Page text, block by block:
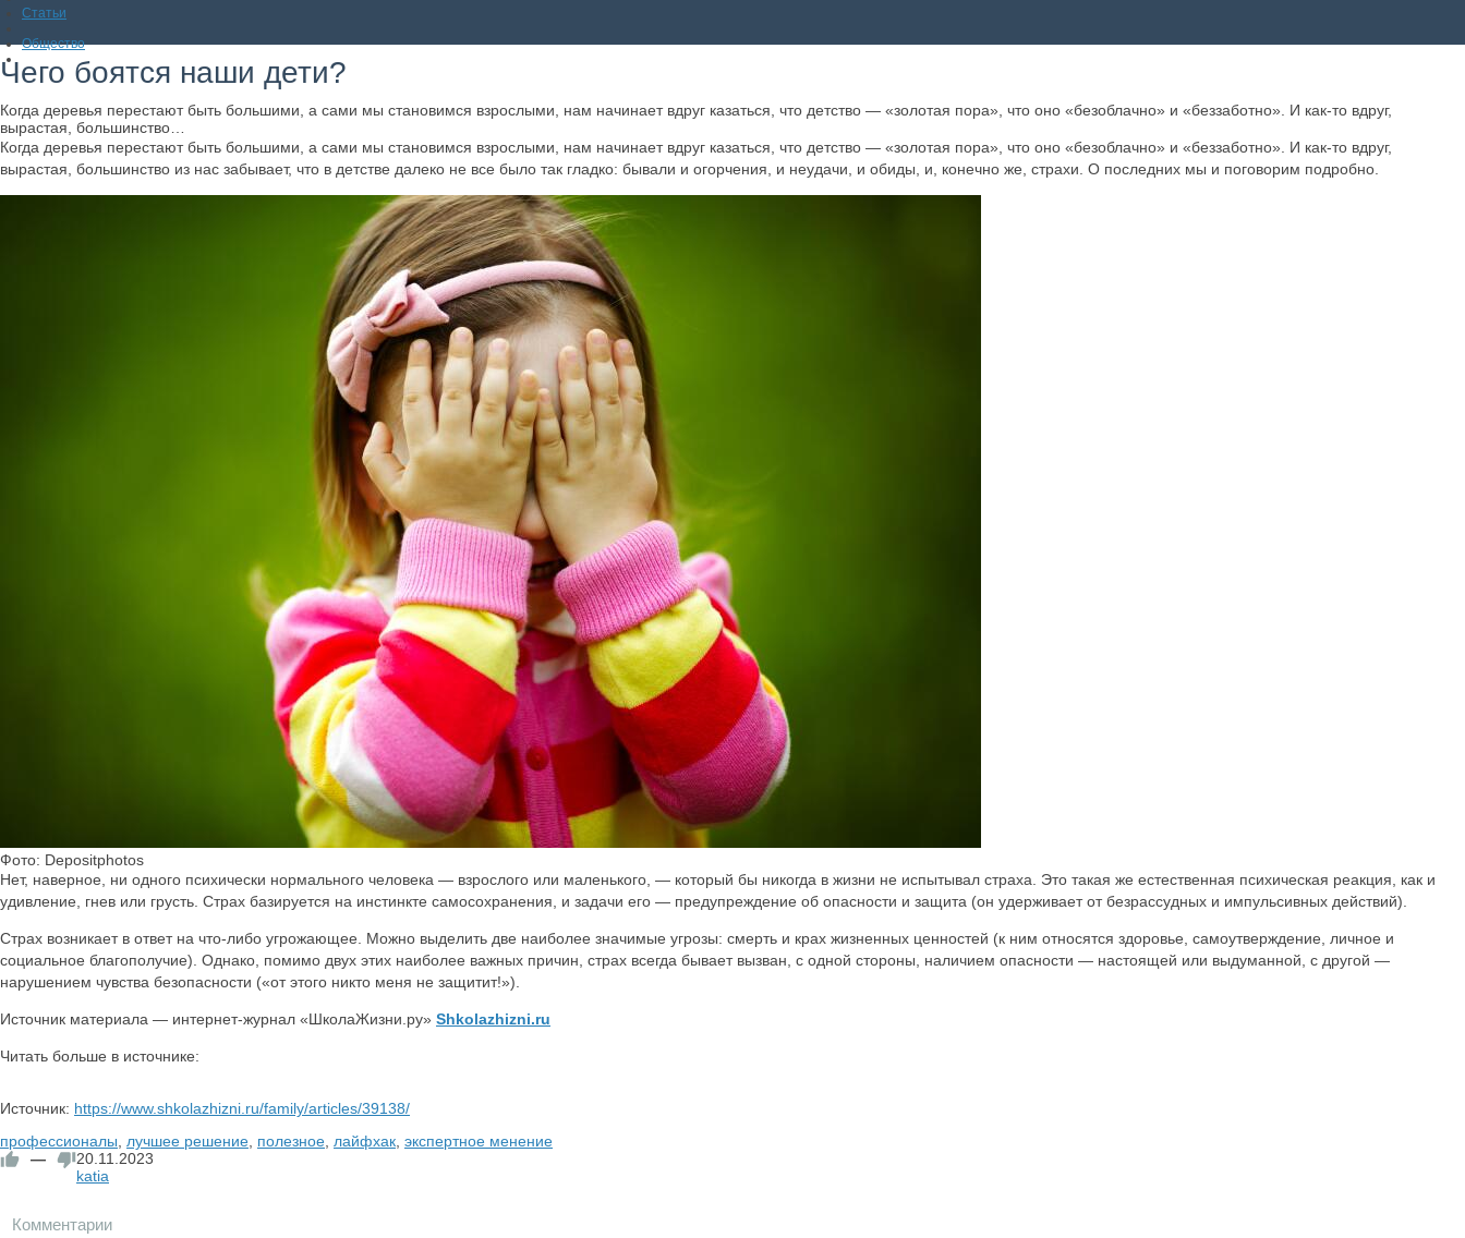
Статьи
Общество
Чего боятся наши дети?
Когда деревья перестают быть большими, а сами мы становимся взрослыми, нам начинает вдруг казаться, что детство — «золотая пора», что оно «безоблачно» и «беззаботно». И как-то вдруг,
вырастая, большинство…
Когда деревья перестают быть большими, а сами мы становимся взрослыми, нам начинает вдруг казаться, что детство — «золотая пора», что оно «безоблачно» и «беззаботно». И как-то вдруг,
вырастая, большинство из нас забывает, что в детстве далеко не все было так гладко: бывали и огорчения, и неудачи, и обиды, и, конечно же, страхи. О последних мы и поговорим подробно.
Фото: Depositphotos
Нет, наверное, ни одного психически нормального человека — взрослого или маленького, — который бы никогда в жизни не испытывал страха. Это такая же естественная психическая реакция, как и
удивление, гнев или грусть. Страх базируется на инстинкте самосохранения, и задачи его — предупреждение об опасности и защита (он удерживает от безрассудных и импульсивных действий).
Страх возникает в ответ на что-либо угрожающее. Можно выделить две наиболее значимые угрозы: смерть и крах жизненных ценностей (к ним относятся здоровье, самоутверждение, личное и
социальное благополучие). Однако, помимо двух этих наиболее важных причин, страх всегда бывает вызван, с одной стороны, наличием опасности — настоящей или выдуманной, с другой —
нарушением чувства безопасности («от этого никто меня не защитит!»).
Источник материала — интернет-журнал «ШколаЖизни.ру» Shkolazhizni.ru
Читать больше в источнике:
Источник: https://www.shkolazhizni.ru/family/articles/39138/
профессионалы
лучшее решение полезное лайфхак экспертное менение
—
20.11.2023
katia
Комментарии